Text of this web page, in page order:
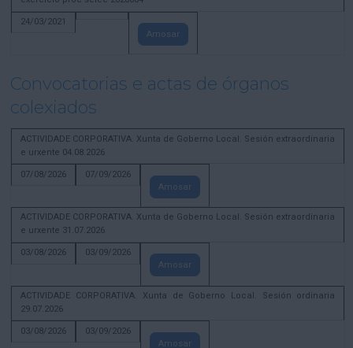
24/03/2021
Amosar
Convocatorias e actas de órganos
colexiados
ACTIVIDADE CORPORATIVA. Xunta de Goberno Local. Sesión extraordinaria
e urxente 04.08.2026
07/08/2026
07/09/2026
Amosar
ACTIVIDADE CORPORATIVA. Xunta de Goberno Local. Sesión extraordinaria
e urxente 31.07.2026
03/08/2026
03/09/2026
Amosar
ACTIVIDADE CORPORATIVA. Xunta de Goberno Local. Sesión ordinaria
29.07.2026
03/08/2026
03/09/2026
Amosar